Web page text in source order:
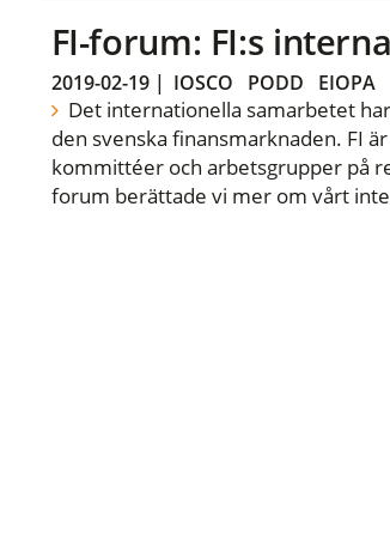
FI-forum: FI:s
2019-02-19| IOSCO PODD EIOPA
Det internationella samarbetet
den svenska finansmarknaden. FI
kommittéer och arbetsgrupper på
forum berättade vi mer om vårt